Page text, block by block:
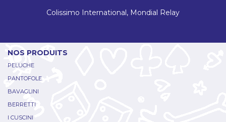
Colissimo International, Mondial Relay
NOS PRODUITS
PELUCHE
PANTOFOLE
BAVAGLINI
BERRETTI
I CUSCINI